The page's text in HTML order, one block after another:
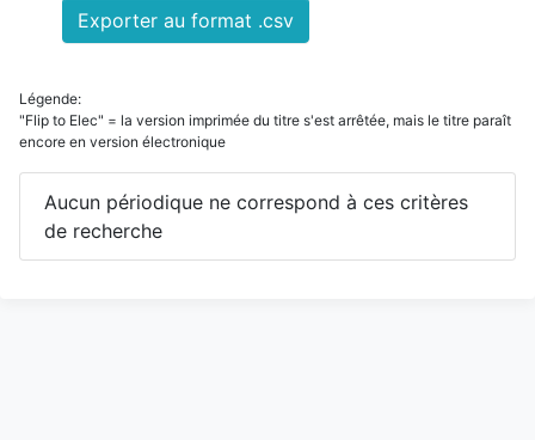
Exporter au format .csv
Légende:
"Flip to Elec" = la version imprimée du titre s'est arrêtée, mais le titre paraît
encore en version électronique
Aucun périodique ne correspond à ces critères
de recherche